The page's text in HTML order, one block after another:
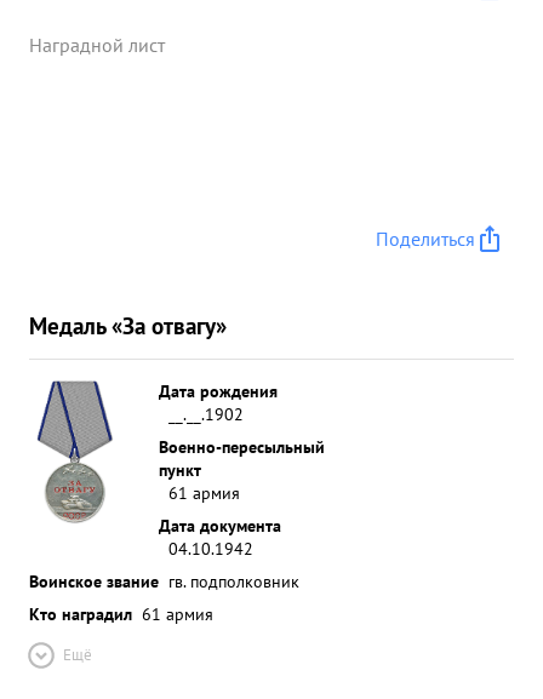
Наградной лист
Поделиться
Медаль «За отвагу»
Дата рождения
__.__.1902
Военно-пересыльный
пункт
61 армия
Дата документа
04.10.1942
Воинское звание гв. подполковник
Кто наградил 61 армия
Ещё